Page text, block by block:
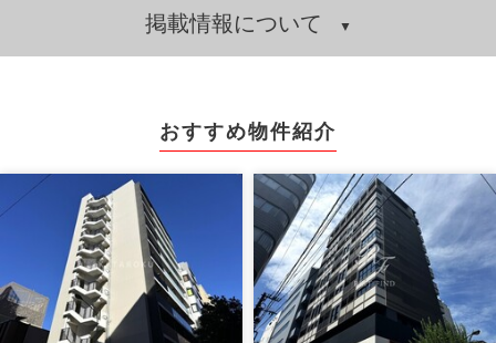
掲載情報について
おすすめ物件紹介